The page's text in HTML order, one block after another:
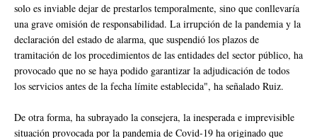
solo es inviable dejar de prestarlos temporalmente, sino que conllevaría
una grave omisión de responsabilidad. La irrupción de la pandemia y la
declaración del estado de alarma, que suspendió los plazos de
tramitación de los procedimientos de las entidades del sector público, ha
provocado que no se haya podido garantizar la adjudicación de todos
los servicios antes de la fecha límite establecida", ha señalado Ruiz.
De otra forma, ha subrayado la consejera, la inesperada e imprevisible
situación provocada por la pandemia de Covid-19 ha originado que